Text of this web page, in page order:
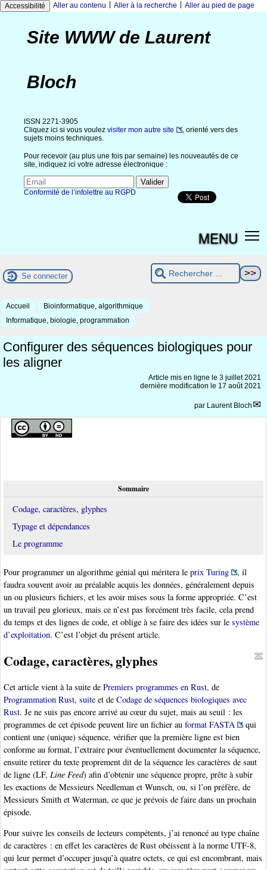
Accessibilité Aller au contenu Aller à la recherche Aller au pied de page
Site WWW de Laurent
Bloch
ISSN 2271-3905
Cliquez ici si vous voulez visiter mon autre site
, orienté vers des
sujets moins techniques.
Pour recevoir (au plus une fois par semaine) les nouveautés de ce
site, indiquez ici votre adresse électronique :
Conformité de l’infolettre au RGPD
MENU
Se connecter
Accueil
Bioinformatique, algorithmique
Informatique, biologie, programmation
Configurer des séquences biologiques pour
les aligner
Article mis en ligne le 3 juillet 2021
dernière modification le 17 août 2021
par Laurent Bloch
Sommaire
Codage, caractères, glyphes
Typage et dépendances
Le programme
Pour programmer un algorithme génial qui méritera le prix Turing
, il
faudra souvent avoir au préalable acquis les données, généralement depuis
un ou plusieurs fichiers, et les avoir mises sous la forme appropriée. C’est
un travail peu glorieux, mais ce n’est pas forcément très facile, cela prend
du temps et des lignes de code, et oblige à se faire des idées sur le système
d’exploitation. C’est l’objet du présent article.
Codage, caractères, glyphes
Cet article vient à la suite de Premiers programmes en Rust, de
Programmation Rust, suite et de Codage de séquences biologiques avec
Rust. Je ne suis pas encore arrivé au cœur du sujet, mais au seuil : les
programmes de cet épisode peuvent lire un fichier au format FASTA
qui
contient une (unique) séquence, vérifier que la première ligne est bien
conforme au format, l’extraire pour éventuellement documenter la séquence,
ensuite retirer du texte proprement dit de la séquence les caractères de saut
de ligne (LF, Line Feed) afin d’obtenir une séquence propre, prête à subir
les exactions de Messieurs Needleman et Wunsch, ou, si l’on préfère, de
Messieurs Smith et Waterman, ce que je prévois de faire dans un prochain
épisode.
Pour suivre les conseils de lecteurs compétents, j’ai renoncé au type chaîne
de caractères : en effet les caractères de Rust obéissent à la norme UTF-8,
qui leur permet d’occuper jusqu’à quatre octets, ce qui est encombrant, mais